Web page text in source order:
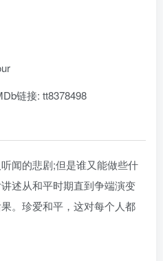
链接: tt8378498
闻的悲剧;但是谁又能做些什
述从和平时期直到争端演变
。珍爱和平，这对每个人都